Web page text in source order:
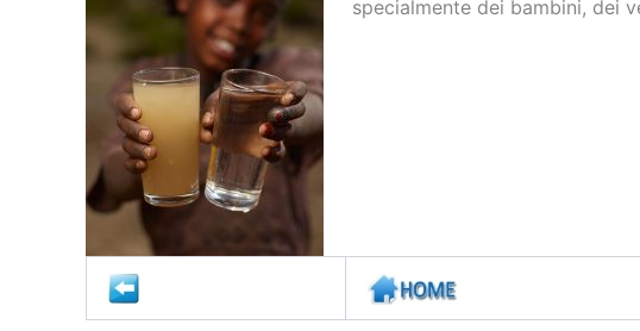
specialmente dei bambini, dei